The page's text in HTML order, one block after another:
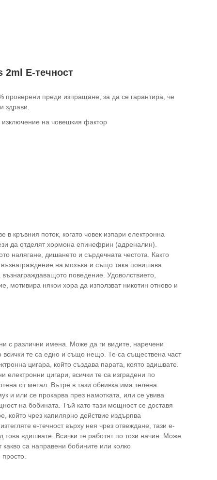
2ml E-течност
проверени преди изпращане, за да се гарантира, че
здрави.
на човешкия фактор
в кръвния поток, когато човек изпари електронна
да отделят хормона епинефрин (адреналин).
налягане, дишането и сърдечната честота. Както
на мозъка и също така повишава
поведение. Удоволствието,
мотивира някои хора да използват никотин отново и
с различни имена. Може да ги видите, наречени
те са едно и също нещо. Те са съществена част
цигара, който създава парата, която вдишвате.
електронни цигари, всички те са изградени по
от метал. Вътре в тази обвивка има телена
и или се прокарва през намотката, или се увива
на бобината. Тъй като тази мощност се доставя
който чрез капилярно действие издърпва
е-течност върху нея чрез отвеждане, тази е-
вдишвате. Всички те работят по този начин. Може
са направени бобините или колко